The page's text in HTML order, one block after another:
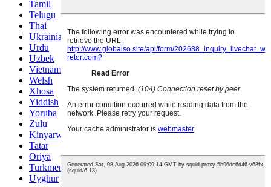
Tamil
Telugu
Thai
Ukrainian
Urdu
Uzbek
Vietnamese
Welsh
Xhosa
Yiddish
Yoruba
Zulu
Kinyarwanda
Tatar
Oriya
Turkmen
Uyghur